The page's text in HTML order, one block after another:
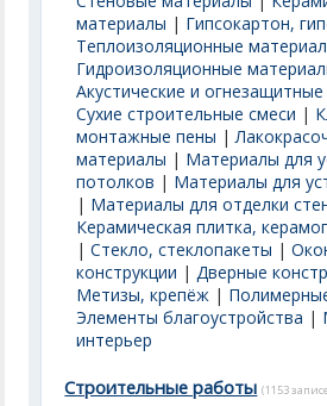
материалы | Гипсокартон,
Теплоизоляционные
Гидроизоляционные
Акустические и
Сухие строительные смеси |
монтажные пены |
материалы | Материалы для
потолков | Материалы для
| Материалы для отделки
Керамическая плитка,
|Стекло, стеклопакеты |
конструкции |Дверные
Метизы, крепёж |
Элементы благоустройства |
интерьер
Строительные работы (1153